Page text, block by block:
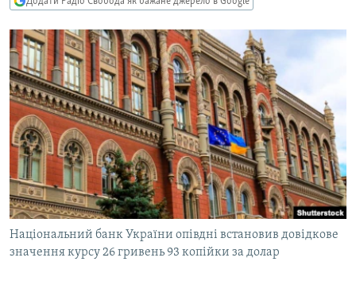
СВІТ
КИТАЙ.ВИКЛИКИ
МУЛЬТИМЕДІА
ФОТО
СПЕЦПРОЄКТИ
ПОДКАСТИ
КРИМ РЕАЛІЇ
РУС
УКР
Національний банк України опівдні встановив довідкове
значення курсу 26 гривень 93 копійки за долар